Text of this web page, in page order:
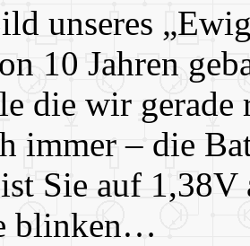
unseres
10 Jahren
die wir gerade
immer – die
Sie auf 1,38V
blinken…